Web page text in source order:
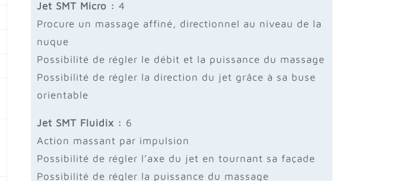
Jet SMT Micro : 4
Procure un massage affiné, directionnel au niveau de la
nuque
Possibilité de régler le débit et la puissance du massage
Possibilité de régler la direction du jet grâce à sa buse
orientable
Jet SMT Fluidix : 6
Action massant par impulsion
Possibilité de régler l’axe du jet en tournant sa façade
Possibilité de régler la puissance du massage